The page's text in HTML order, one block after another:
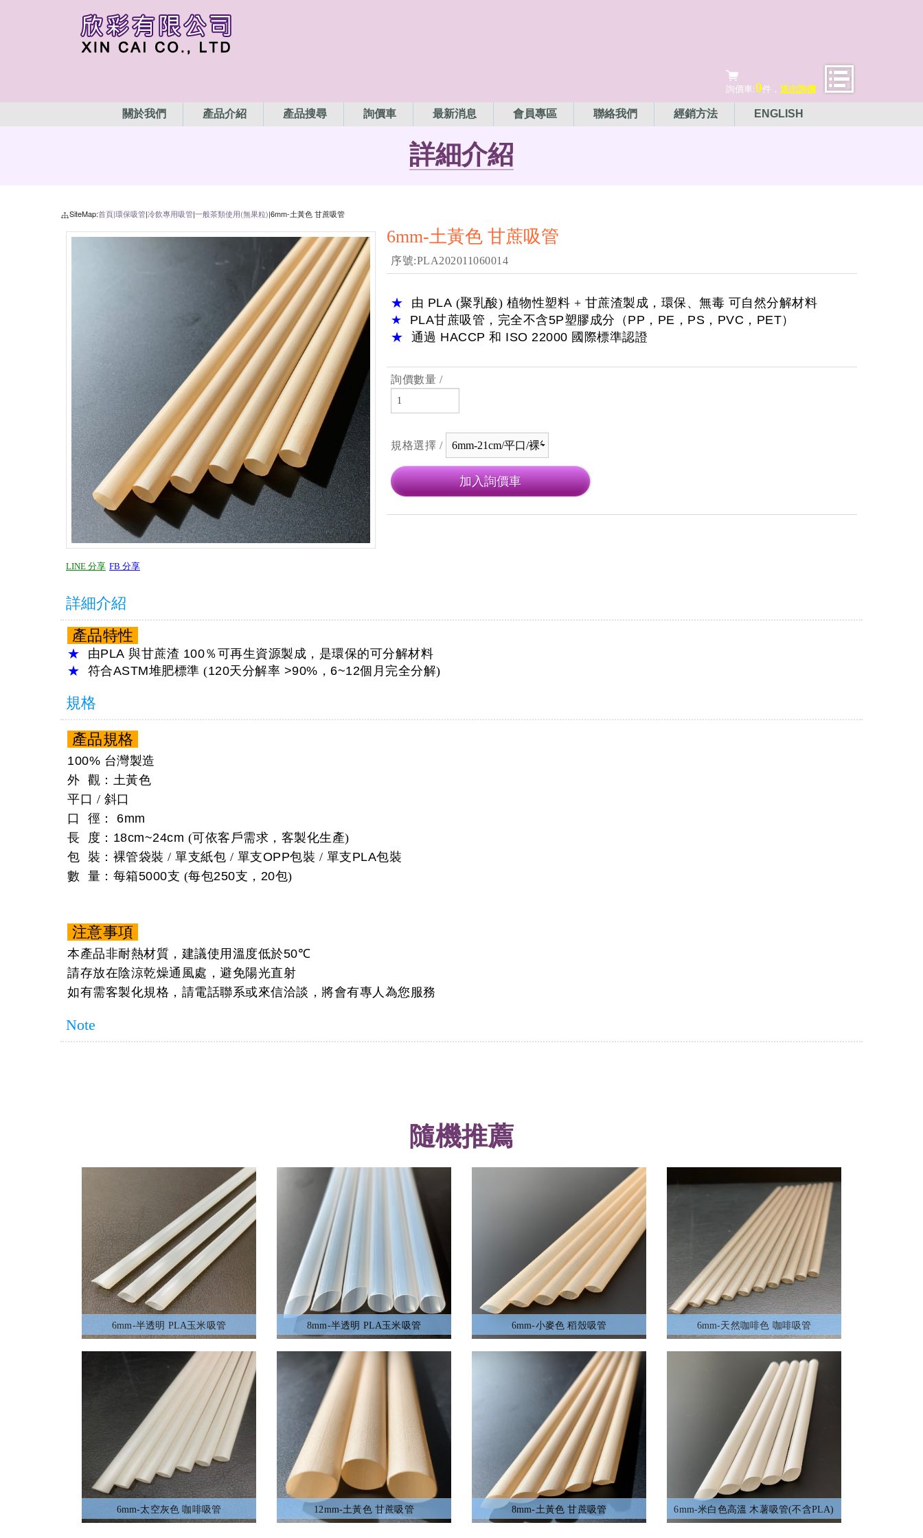
詢價車:0件， 送出詢價
關於我們 產品介紹 產品搜尋 詢價車 最新消息 會員專區 聯絡我們 經銷方法 ENGLISH
詳細介紹
SiteMap:首頁|環保吸管|冷飲專用吸管|一般茶類使用(無果粒)|6mm-土黃色 甘蔗吸管
LINE 分享 FB 分享
6mm-土黃色 甘蔗吸管
序號:PLA202011060014
★ 由 PLA (聚乳酸) 植物性塑料 + 甘蔗渣製成，環保、無毒 可自然分解材料
★
PLA甘蔗吸管，完全不含5P塑膠成分 （PP，PE，PS，PVC，PET）
★ 通過 HACCP和 ISO 22000 國際標準認證
詢價數量 /
規格選擇 /
詳細介紹
產品特性
★ 由PLA 與甘蔗渣 100％可再生資源製成，是環保的可分解材料
★ 符合ASTM堆肥標準 (120天分解率 >90%，6~12個月完全分解)
規格
產品規格
100% 台灣製造
外 觀：土黃色
平口 / 斜口
口 徑： 6mm
長 度： 18cm~24cm (可依客戶需求，客製化生產)
包 裝：裸管袋裝 / 單支紙包 / 單支OPP包裝 / 單支PLA包裝
數 量：每箱5000支 (每包250支， 20包)
注意事項
本產品非耐熱材質，建議使用溫度低於50℃
請存放在陰涼乾燥通風處，避免陽光直射
如有需客製化規格，請電話聯系或來信洽談，將會有專人為您服務
Note
隨機推薦
6mm-半透明 PLA玉米吸管 8mm-半透明 PLA玉米吸管 6mm-小麥色 稻殼吸管 6mm-天然咖啡色 咖啡吸管
6mm-太空灰色 咖啡吸管 12mm-土黃色 甘蔗吸管 8mm-土黃色 甘蔗吸管 6mm-米白色高溫 木薯吸管(不含PLA)